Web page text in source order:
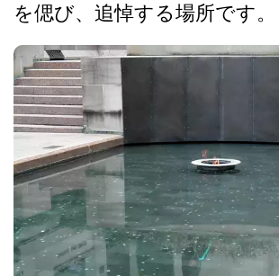
を­偲び、追悼する場所です。